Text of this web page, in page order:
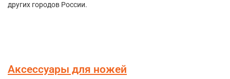
других городов России.
Аксессуары для ножей